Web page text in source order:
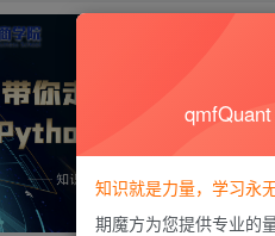
知识就是力量，学习永
期魔方为您提供专业的